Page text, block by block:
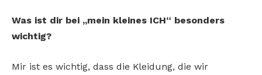
Was ist dir bei „mein kleines ICH“ besonders
wichtig?
Mir ist es wichtig, dass die Kleidung, die wir